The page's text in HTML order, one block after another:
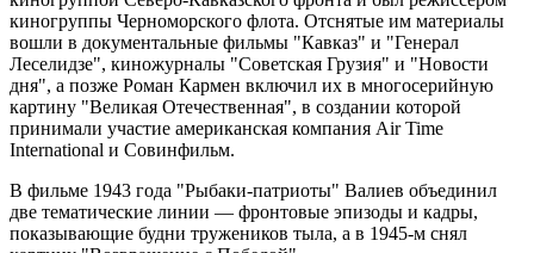
киногруппы Черноморского флота. Отснятые им материалы
вошли в документальные фильмы "Кавказ" и "Генерал
Леселидзе", киножурналы "Советская Грузия" и "Новости
дня", а позже Роман Кармен включил их в многосерийную
картину "Великая Отечественная", в создании которой
принимали участие американская компания Air Time
International и Совинфильм.
В фильме 1943 года "Рыбаки-патриоты" Валиев объединил
две тематические линии — фронтовые эпизоды и кадры,
показывающие будни тружеников тыла, а в 1945-м снял